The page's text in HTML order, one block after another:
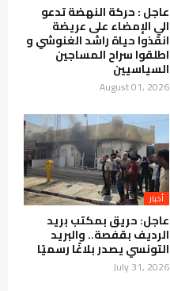
عاجل : حركة النهضة تدعو
الي الإمضاء على عريضة
انقذوا حياة راشد الغنوشي و
اطلقوا سراح المساجين
السياسيين
August 01, 2026
أخبار
عاجل: حريق بمكتب بريد
الرديف بقفصة.. والبريد
التونسي يصدر بلاغًا رسميًا
July 31, 2026